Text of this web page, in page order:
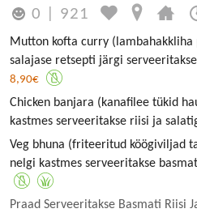
0 921
Mutton kofta curry (lambahakkliha
salajase retsepti järgi
8,90€
Chicken banjara (kanafilee tükid
kastmes serveeritakse riisi ja
Veg bhuna (friteeritud köögiviljad
nelgi kastmes serveeritakse
Praad Serveeritakse Basmati Riisi